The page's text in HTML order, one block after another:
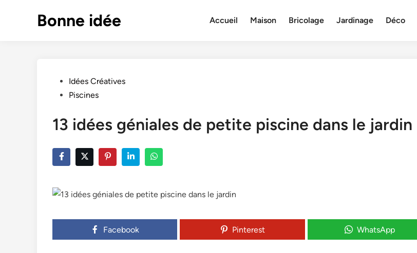
Bonne idée Accueil Maison Bricolage Jardinage Déco
PostedIdées Créatives
Piscines
13 idées géniales de petite piscine dans le jardin
Facebook Pinterest WhatsApp